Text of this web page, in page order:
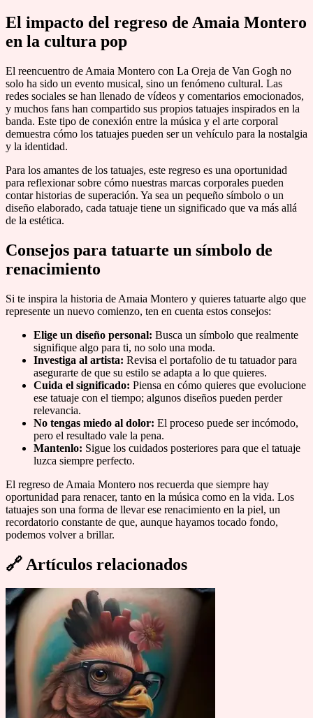
El impacto del regreso de Amaia Montero
en la cultura pop
El reencuentro de Amaia Montero con La Oreja de Van Gogh no
solo ha sido un evento musical, sino un fenómeno cultural. Las
redes sociales se han llenado de vídeos y comentarios emocionados,
y muchos fans han compartido sus propios tatuajes inspirados en la
banda. Este tipo de conexión entre la música y el arte corporal
demuestra cómo los tatuajes pueden ser un vehículo para la nostalgia
y la identidad.
Para los amantes de los tatuajes, este regreso es una oportunidad
para reflexionar sobre cómo nuestras marcas corporales pueden
contar historias de superación. Ya sea un pequeño símbolo o un
diseño elaborado, cada tatuaje tiene un significado que va más allá
de la estética.
Consejos para tatuarte un símbolo de
renacimiento
Si te inspira la historia de Amaia Montero y quieres tatuarte algo que
represente un nuevo comienzo, ten en cuenta estos consejos:
Elige un diseño personal: Busca un símbolo que realmente
signifique algo para ti, no solo una moda.
Investiga al artista: Revisa el portafolio de tu tatuador para
asegurarte de que su estilo se adapta a lo que quieres.
Cuida el significado: Piensa en cómo quieres que evolucione
ese tatuaje con el tiempo; algunos diseños pueden perder
relevancia.
No tengas miedo al dolor: El proceso puede ser incómodo,
pero el resultado vale la pena.
Mantenlo: Sigue los cuidados posteriores para que el tatuaje
luzca siempre perfecto.
El regreso de Amaia Montero nos recuerda que siempre hay
oportunidad para renacer, tanto en la música como en la vida. Los
tatuajes son una forma de llevar ese renacimiento en la piel, un
recordatorio constante de que, aunque hayamos tocado fondo,
podemos volver a brillar.
🔗 Artículos relacionados